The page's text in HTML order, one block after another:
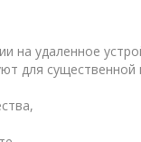
на удаленное
для